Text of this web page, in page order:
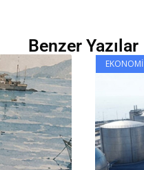
Benzer Yazılar
EKONOMI